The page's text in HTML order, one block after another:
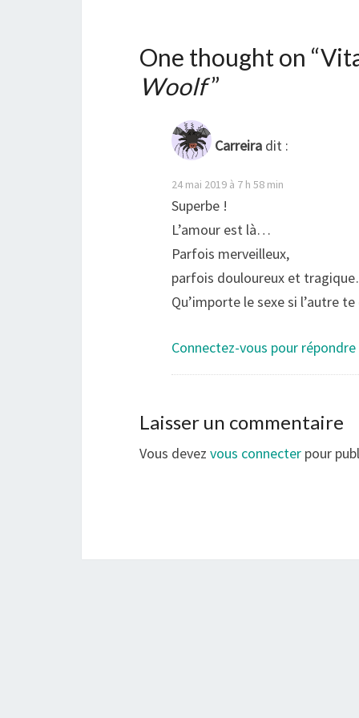
One thought on “
Woolf”
Carreira dit :
24 mai 2019 à 7 h 58 min
Superbe !
L’amour est là…
Parfois merveilleux,
parfois douloureux et
Qu’importe le sexe si l’autre
Connectez-vous pour répondre
Laisser un commentaire
Vous devez vous connecter pour